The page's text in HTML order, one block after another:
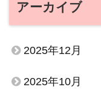
アーカイブ
2025年12月
2025年10月